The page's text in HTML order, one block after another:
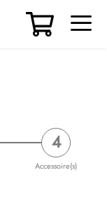
Accessoire(s)